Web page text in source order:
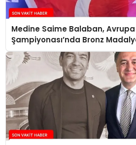
Medine Saime Balaban,
Şampiyonası’nda Bronz